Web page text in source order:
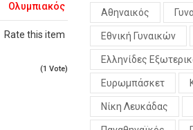
Ολυμπιακός
Rate this item
(1 Vote)
Αθηναικός
Εθνική Γυναικών
Ελληνίδες
Ευρωμπάσκετ
Νίκη Λευκάδας